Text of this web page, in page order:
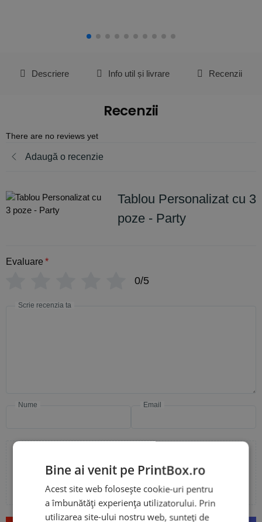
Descriere Info util și livrare Recenzii
Recenzii
There are no reviews yet
Adaugă o recenzie
Tablou Personalizat cu 3
poze - Party
Evaluare *
0/5
Scrie recenzia ta
Nume Email
Adaugă poze sau video la recenzia ta
Bine ai venit pe PrintBox.ro
Acest site web folosește cookie-uri pentru
a îmbunătăți experiența utilizatorului. Prin
utilizarea site-ului nostru web, sunteți de